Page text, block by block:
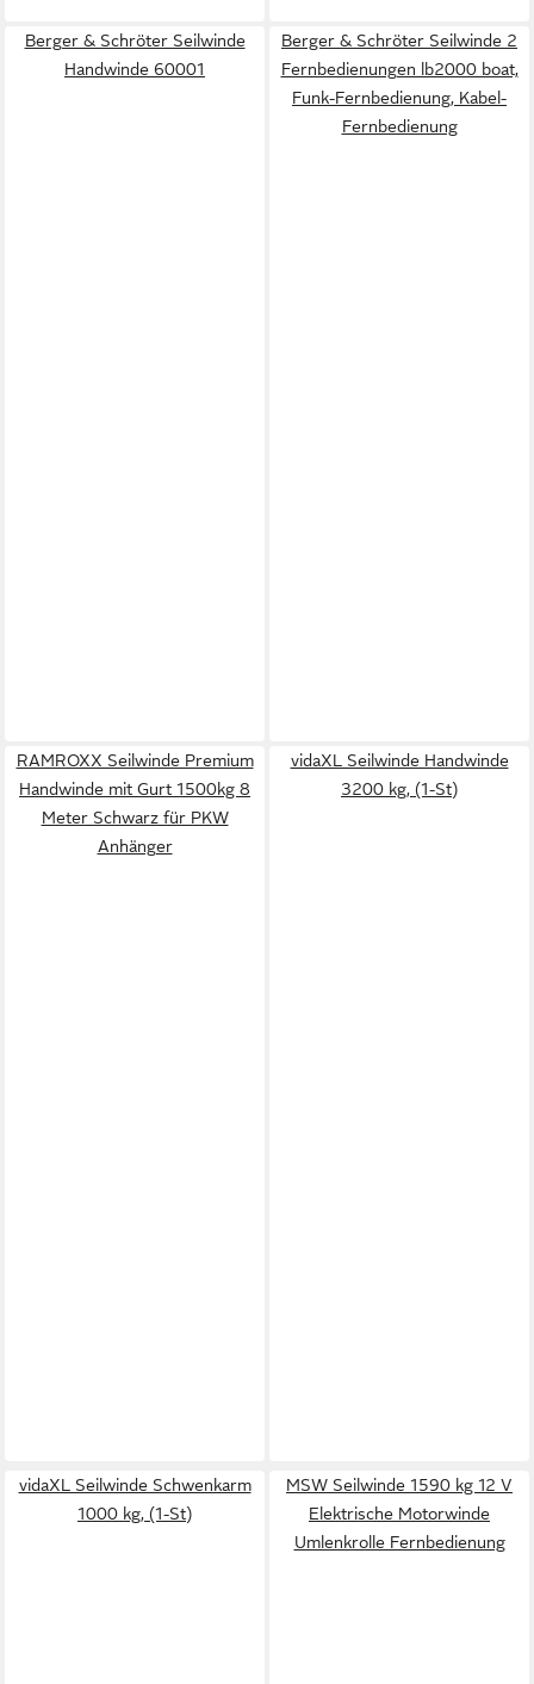
Berger & Schröter Seilwinde
Handwinde 60001
Berger & Schröter Seilwinde 2
Fernbedienungen lb2000 boat,
Funk-Fernbedienung, Kabel-
Fernbedienung
RAMROXX Seilwinde Premium
Handwinde mit Gurt 1500kg 8
Meter Schwarz für PKW
Anhänger
vidaXL Seilwinde Handwinde
3200 kg, (1-St)
vidaXL Seilwinde Schwenkarm
1000 kg, (1-St)
MSW Seilwinde 1590 kg 12 V
Elektrische Motorwinde
Umlenkrolle Fernbedienung